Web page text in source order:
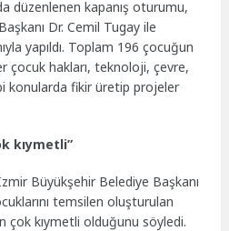
düzenlenen kapanış oturumu,
Dr. Cemil Tugay ile
yapıldı. Toplam 196 çocuğun
çocuk hakları, teknoloji, çevre,
konularda fikir üretip projeler
kıymetli”
Büyükşehir Belediye Başkanı
temsilen oluşturulan
çok kıymetli olduğunu söyledi.